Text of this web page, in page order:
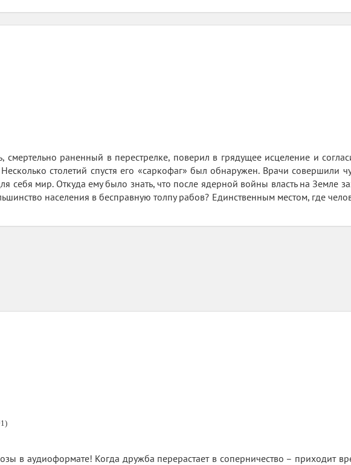
раненный в перестрелке, поверил в грядущее исцеление и
столетий спустя его «саркофаг» был обнаружен. Врачи совершили
себя мир. Откуда ему было знать, что после ядерной войны власть на Земле
населения в бесправную толпу рабов? Единственным местом, где
в аудиоформате! Когда дружба перерастает в соперничество – приходит